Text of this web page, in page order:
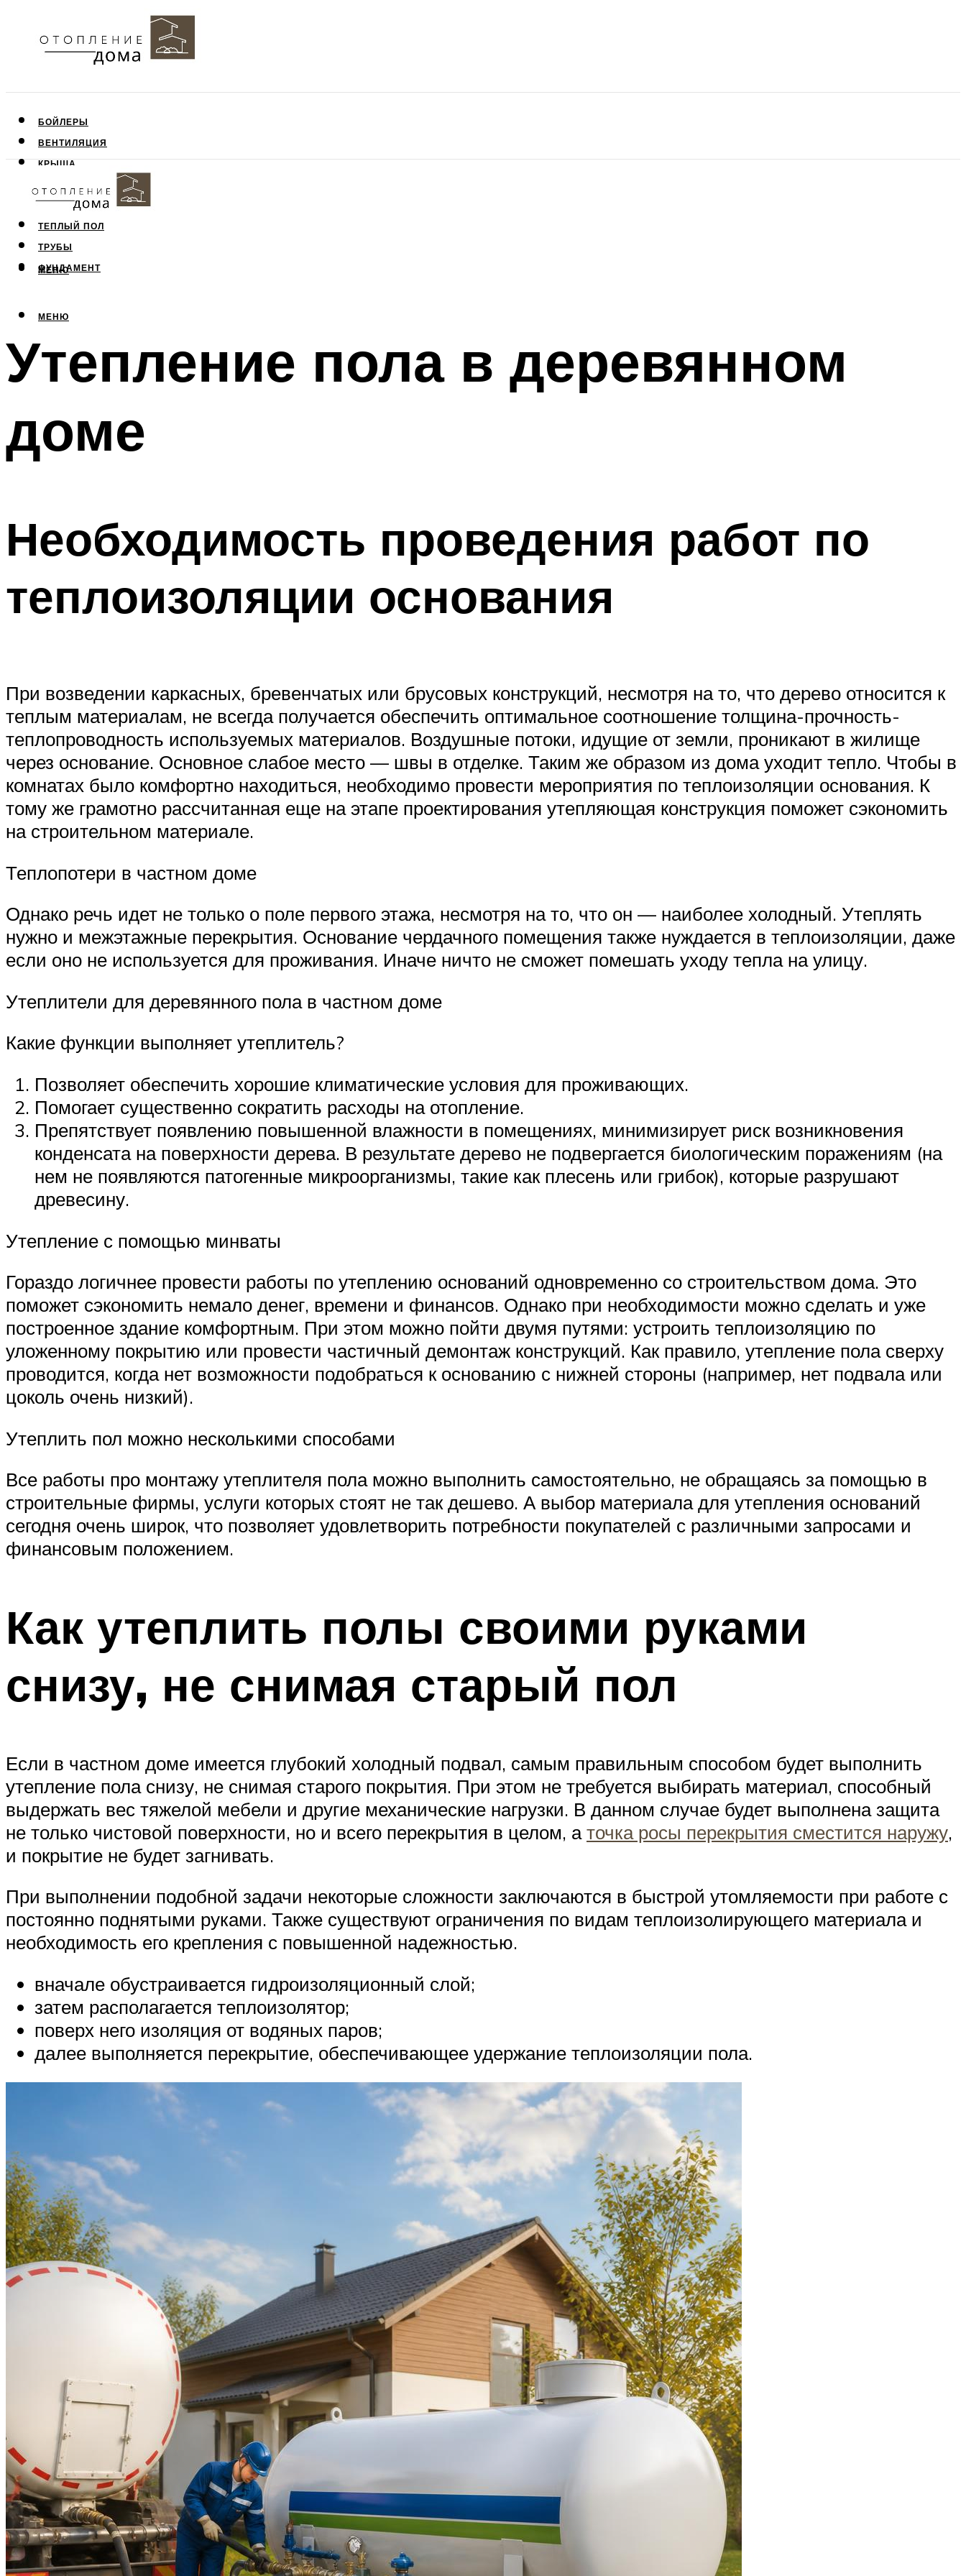
БОЙЛЕРЫ
ВЕНТИЛЯЦИЯ
КРЫША
СТЕНЫ
ТЕПЛЫЙ ПОЛ
ТРУБЫ
ФУНДАМЕНТ
МЕНЮ
МЕНЮ
Утепление пола в деревянном
доме
Необходимость проведения работ по
теплоизоляции основания
При возведении каркасных, бревенчатых или брусовых конструкций, несмотря на то, что дерево относится к
теплым материалам, не всегда получается обеспечить оптимальное соотношение толщина-прочность-
теплопроводность используемых материалов. Воздушные потоки, идущие от земли, проникают в жилище
через основание. Основное слабое место — швы в отделке. Таким же образом из дома уходит тепло. Чтобы в
комнатах было комфортно находиться, необходимо провести мероприятия по теплоизоляции основания. К
тому же грамотно рассчитанная еще на этапе проектирования утепляющая конструкция поможет сэкономить
на строительном материале.
Теплопотери в частном доме
Однако речь идет не только о поле первого этажа, несмотря на то, что он — наиболее холодный. Утеплять
нужно и межэтажные перекрытия. Основание чердачного помещения также нуждается в теплоизоляции, даже
если оно не используется для проживания. Иначе ничто не сможет помешать уходу тепла на улицу.
Утеплители для деревянного пола в частном доме
Какие функции выполняет утеплитель?
Позволяет обеспечить хорошие климатические условия для проживающих.
Помогает существенно сократить расходы на отопление.
Препятствует появлению повышенной влажности в помещениях, минимизирует риск возникновения
конденсата на поверхности дерева. В результате дерево не подвергается биологическим поражениям (на
нем не появляются патогенные микроорганизмы, такие как плесень или грибок), которые разрушают
древесину.
Утепление с помощью минваты
Гораздо логичнее провести работы по утеплению оснований одновременно со строительством дома. Это
поможет сэкономить немало денег, времени и финансов. Однако при необходимости можно сделать и уже
построенное здание комфортным. При этом можно пойти двумя путями: устроить теплоизоляцию по
уложенному покрытию или провести частичный демонтаж конструкций. Как правило, утепление пола сверху
проводится, когда нет возможности подобраться к основанию с нижней стороны (например, нет подвала или
цоколь очень низкий).
Утеплить пол можно несколькими способами
Все работы про монтажу утеплителя пола можно выполнить самостоятельно, не обращаясь за помощью в
строительные фирмы, услуги которых стоят не так дешево. А выбор материала для утепления оснований
сегодня очень широк, что позволяет удовлетворить потребности покупателей с различными запросами и
финансовым положением.
Как утеплить полы своими руками
снизу, не снимая старый пол
Если в частном доме имеется глубокий холодный подвал, самым правильным способом будет выполнить
утепление пола снизу, не снимая старого покрытия. При этом не требуется выбирать материал, способный
выдержать вес тяжелой мебели и другие механические нагрузки. В данном случае будет выполнена защита
не только чистовой поверхности, но и всего перекрытия в целом, аточка росы перекрытия сместится наружу,
и покрытие не будет загнивать.
При выполнении подобной задачи некоторые сложности заключаются в быстрой утомляемости при работе с
постоянно поднятыми руками. Также существуют ограничения по видам теплоизолирующего материала и
необходимость его крепления с повышенной надежностью.
вначале обустраивается гидроизоляционный слой;
затем располагается теплоизолятор;
поверх него изоляция от водяных паров;
далее выполняется перекрытие, обеспечивающее удержание теплоизоляции пола.